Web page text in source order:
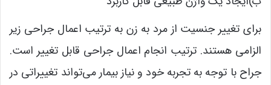
برای تغییر جنسیت از مرد به زن به ترتیب اعمال جراحی زیر
الزامی هستند. ترتیب انجام اعمال جراحی قابل تغییر است.
جراح با توجه به تجربه خود و نیاز بیمار می‌تواند تغییراتی در